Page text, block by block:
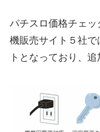
パチスロ価格チェ
機販売サイト５社
トとなっており、